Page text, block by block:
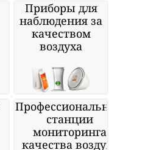
Приборы для
наблюдения за
качеством
воздуха
Профессиональные
станции
мониторинга
качества воздуха